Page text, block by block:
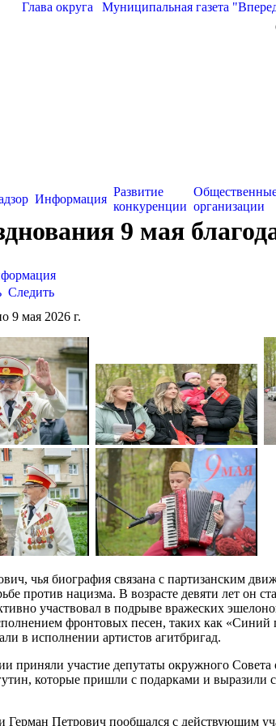
Глава округа Муниципальная газета
Информация
Развитие
конкуренции организации
9 мая
Следить
9 мая 2026 г.
чья биография связана с партизанским
против нацизма. В возрасте девяти лет он
участвовал в подрыве вражеских
фронтовых песен, таких как
в исполнении артистов агитбригад.
приняли участие депутаты окружного
которые пришли с подарками и выразили
Герман Петрович пообщался с действующим